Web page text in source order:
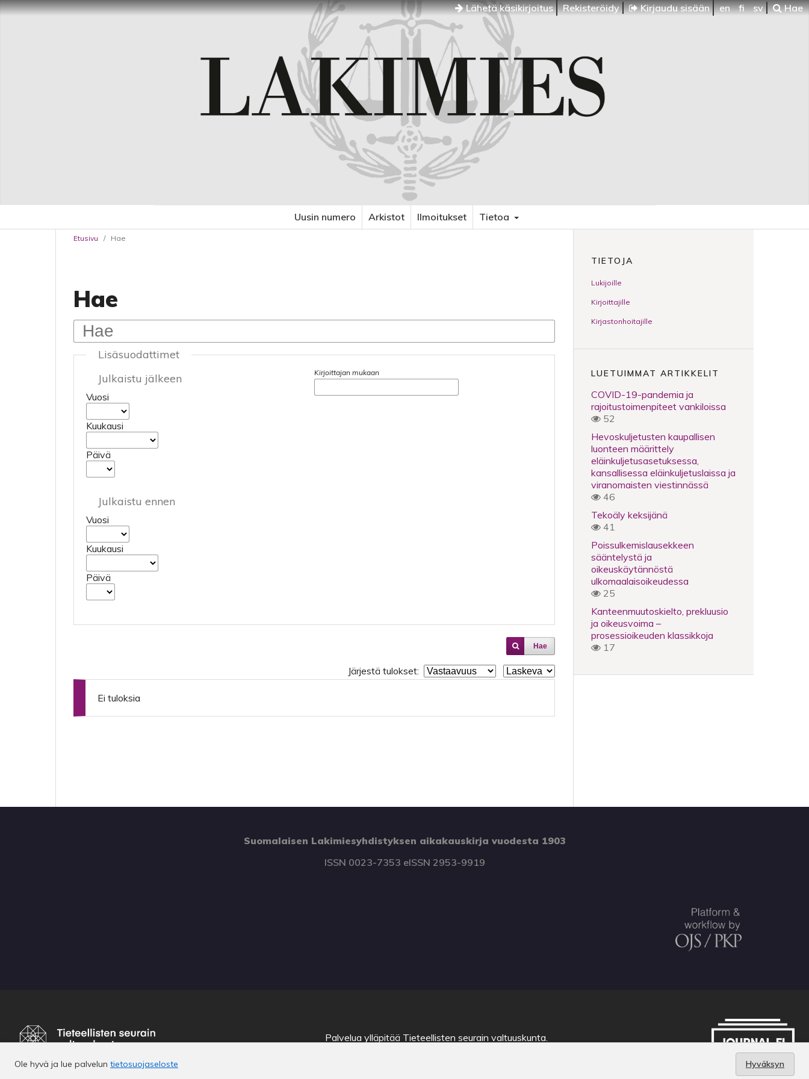
Lähetä käsikirjoitus Rekisteröidy Kirjaudu sisään en fi sv Hae
Uusin numero Arkistot Ilmoitukset Tietoa
Etusivu / Hae
Hae
Lisäsuodattimet
Julkaistu jälkeen
Vuosi
Kuukausi
Päivä
Julkaistu ennen
Vuosi
Kuukausi
Päivä
Kirjoittajan mukaan
Hae
Järjestä tulokset:
Ei tuloksia
TIETOJA
Lukijoille
Kirjoittajille
Kirjastonhoitajille
LUETUIMMAT ARTIKKELIT
COVID-19-pandemia ja
rajoitustoimenpiteet vankiloissa
52
Hevoskuljetusten kaupallisen
luonteen määrittely
eläinkuljetusasetuksessa,
kansallisessa eläinkuljetuslaissa ja
viranomaisten viestinnässä
46
Tekoäly keksijänä
41
Poissulkemislausekkeen
sääntelystä ja
oikeuskäytännöstä
ulkomaalaisoikeudessa
25
Kanteenmuutoskielto, prekluusio
ja oikeusvoima –
prosessioikeuden klassikkoja
17
Suomalaisen Lakimiesyhdistyksen aikakauskirja vuodesta 1903
ISSN 0023-7353 eISSN 2953-9919
Ole hyvä ja lue palvelun tietosuojaseloste Hyväksyn
Palvelua ylläpitää Tieteellisten seurain valtuuskunta.